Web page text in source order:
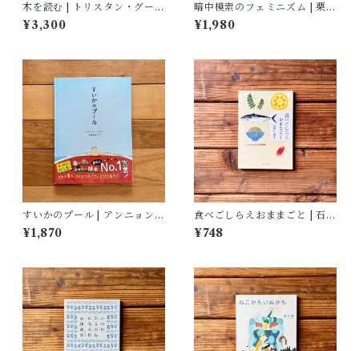
木を読む | トリスタン・グーリ
ー
¥3,300
暗中模索のフェミニズム | 栗田
隆子
¥1,980
すいかのプール | アンニョン・
タル, 斎藤 真理子(訳)
¥1,870
食べごしらえおままごと | 石牟
礼 道子
¥748